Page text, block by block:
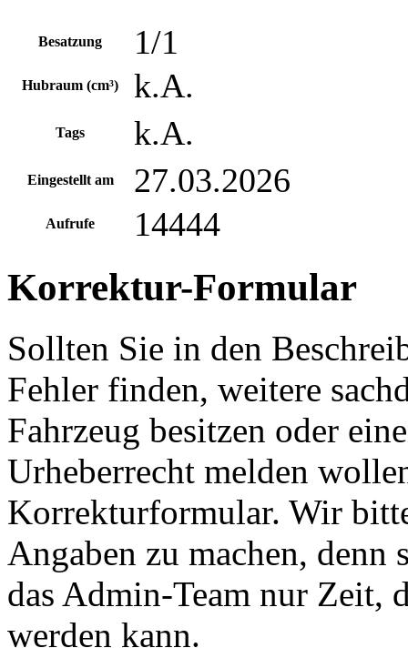
Besatzung 1/1
Hubraum (cm³) k.A.
Tags k.A.
Eingestellt am 27.03.2026
Aufrufe 14444
Korrektur-Formular
Sollten Sie in den
Fehler finden, weitere
Fahrzeug besitzen oder
Urheberrecht melden
Korrekturformular. Wir
Angaben zu machen,
das Admin-Team nur Zeit,
werden kann.